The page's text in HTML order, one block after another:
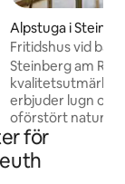
Alpstuga i
an
Fritidshus vid
Steinberg am
erbjuder lugn och
oförstört natur-
över 1000 meter
utsikten över
dagen avslutar dagen. Boendet bjuder in
för